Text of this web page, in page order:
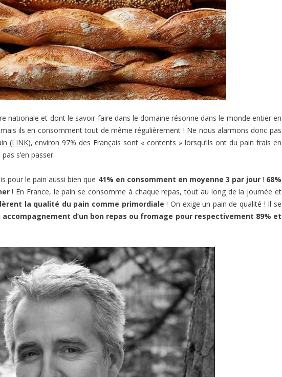
nationale et dont le savoir-faire dans le domaine résonne dans le monde entier en
ils en consomment tout de même régulièrement ! Ne nous alarmons donc pas
(LINK), environ 97% des Français sont « contents » lorsqu’ils ont du pain frais en
s’en passer.
pour le pain aussi bien que 41% en consomment en moyenne 3 par jour! 68%
! En France, le pain se consomme à chaque repas, tout au long de la journée et
la qualité du pain comme primordiale ! On exige un pain de qualité ! Il se
accompagnement d’un bon repas ou fromage pour respectivement 89% et